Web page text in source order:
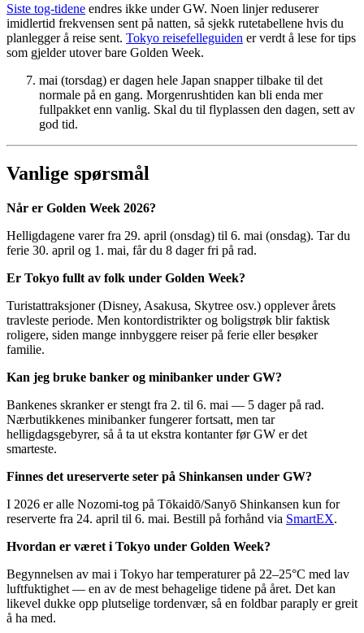
Siste tog-tidene endres ikke under GW. Noen linjer reduserer
imidlertid frekvensen sent på natten, så sjekk rutetabellene hvis du
planlegger å reise sent. Tokyo reisefelleguiden er verdt å lese for tips
som gjelder utover bare Golden Week.
mai (torsdag) er dagen hele Japan snapper tilbake til det
normale på en gang. Morgenrushtiden kan bli enda mer
fullpakket enn vanlig. Skal du til flyplassen den dagen, sett av
god tid.
Vanlige spørsmål
Når er Golden Week 2026?
Helligdagene varer fra 29. april (onsdag) til 6. mai (onsdag). Tar du
ferie 30. april og 1. mai, får du 8 dager fri på rad.
Er Tokyo fullt av folk under Golden Week?
Turistattraksjoner (Disney, Asakusa, Skytree osv.) opplever årets
travleste periode. Men kontordistrikter og boligstrøk blir faktisk
roligere, siden mange innbyggere reiser på ferie eller besøker
familie.
Kan jeg bruke banker og minibanker under GW?
Bankenes skranker er stengt fra 2. til 6. mai — 5 dager på rad.
Nærbutikkenes minibanker fungerer fortsatt, men tar
helligdagsgebyrer, så å ta ut ekstra kontanter før GW er det
smarteste.
Finnes det ureserverte seter på Shinkansen under GW?
I 2026 er alle Nozomi-tog på Tōkaidō/Sanyō Shinkansen kun for
reserverte fra 24. april til 6. mai. Bestill på forhånd via SmartEX.
Hvordan er været i Tokyo under Golden Week?
Begynnelsen av mai i Tokyo har temperaturer på 22–25°C med lav
luftfuktighet — en av de mest behagelige tidene på året. Det kan
likevel dukke opp plutselige tordenvær, så en foldbar paraply er greit
å ha med.